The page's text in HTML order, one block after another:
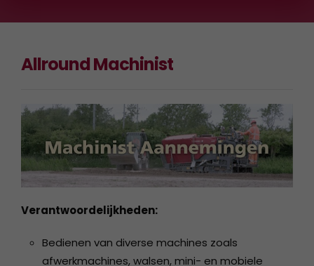
Allround Machinist
Verantwoordelijkheden:
Bedienen van diverse machines zoals
afwerkmachines, walsen, mini- en mobiele